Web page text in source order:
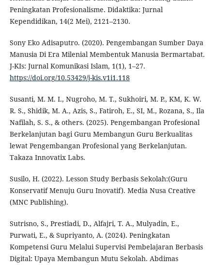
Peningkatan Profesionalisme. Didaktika: Jurnal
Kependidikan, 14(2 Mei), 2121–2130.
Sony Eko Adisaputro. (2020). Pengembangan Sumber Daya
Manusia Di Era Milenial Membentuk Manusia Bermartabat.
J-KIs: Jurnal Komunikasi Islam, 1(1), 1–27.
https://doi.org/10.53429/j-kis.v1i1.118
Susanti, M. M. I., Nugroho, M. T., Sukhoiri, M. P., KM, K. W.
R. S., Shidik, M. A., Azis, S., Fatiroh, E., SI, M., Rozana, S., Ila
Nafilah, S. S., & others. (2025). Pengembangan Profesional
Berkelanjutan bagi Guru Membangun Guru Berkualitas
lewat Pengembangan Profesional yang Berkelanjutan.
Takaza Innovatix Labs.
Susilo, H. (2022). Lesson Study Berbasis Sekolah:(Guru
Konservatif Menuju Guru Inovatif). Media Nusa Creative
(MNC Publishing).
Sutrisno, S., Prestiadi, D., Alfajri, T. A., Mulyadin, E.,
Purwati, E., & Supriyanto, A. (2024). Peningkatan
Kompetensi Guru Melalui Supervisi Pembelajaran Berbasis
Digital: Upaya Membangun Mutu Sekolah. Abdimas